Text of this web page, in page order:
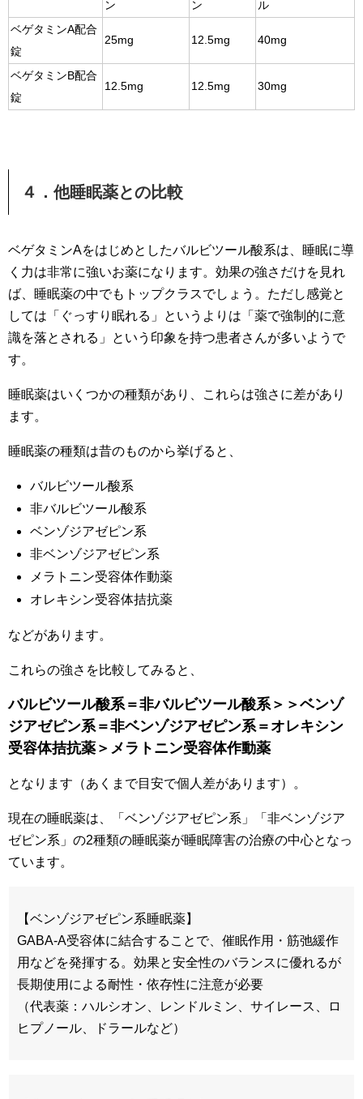
ン ン
ル
ベゲタミンA配合
錠
25mg 12.5mg 40mg
ベゲタミンB配合
錠
12.5mg 12.5mg 30mg
４．他睡眠薬との比較
ベゲタミンAをはじめとしたバルビツール酸系は、睡眠に導
く力は非常に強いお薬になります。効果の強さだけを見れ
ば、睡眠薬の中でもトップクラスでしょう。ただし感覚と
しては「ぐっすり眠れる」というよりは「薬で強制的に意
識を落とされる」という印象を持つ患者さんが多いようで
す。
睡眠薬はいくつかの種類があり、
これらは強さに差があり
ます。
睡眠薬の種類は昔のものから挙げると、
バルビツール酸系
非バルビツール酸系
ベンゾジアゼピン系
非ベンゾジアゼピン系
メラトニン受容体作動薬
オレキシン受容体拮抗薬
などがあります。
これらの強さを比較してみると、
バルビツール酸系＝非バルビツール酸系＞＞ベンゾ
ジアゼピン系＝非ベンゾジアゼピン系＝オレキシン
受容体拮抗薬＞メラトニン受容体作動薬
となります（あくまで目安で個人差があります）。
現在の睡眠薬は、「ベンゾジアゼピン系」「非ベンゾジア
ゼピン系」の2種類の睡眠薬が睡眠障害の治療の中心となっ
ています。
【ベンゾジアゼピン系睡眠薬】
GABA-A受容体に結合することで、催眠作用・筋弛緩作
用などを発揮する。効果と安全性のバランスに優れるが
長期使用による耐性・依存性に注意が必要
（代表薬：ハルシオン、レンドルミン、サイレース、ロ
ヒプノール、ドラールなど）